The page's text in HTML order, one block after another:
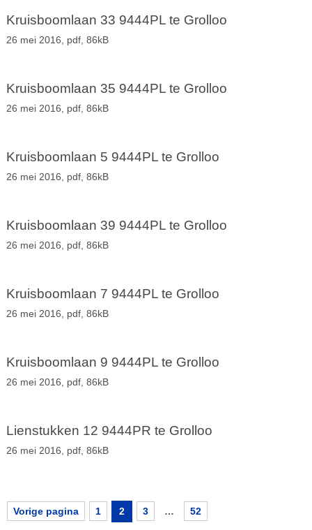
Kruisboomlaan 33 9444PL te Grolloo
26 mei 2016, pdf, 86kB
Kruisboomlaan 35 9444PL te Grolloo
26 mei 2016, pdf, 86kB
Kruisboomlaan 5 9444PL te Grolloo
26 mei 2016, pdf, 86kB
Kruisboomlaan 39 9444PL te Grolloo
26 mei 2016, pdf, 86kB
Kruisboomlaan 7 9444PL te Grolloo
26 mei 2016, pdf, 86kB
Kruisboomlaan 9 9444PL te Grolloo
26 mei 2016, pdf, 86kB
Lienstukken 12 9444PR te Grolloo
26 mei 2016, pdf, 86kB
Vorige pagina 1 2 3 … 52